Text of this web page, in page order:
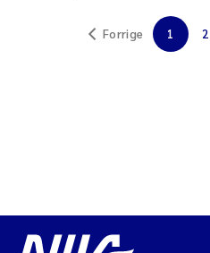
Maria Thérése Hultman
Adam David Lillicrap
Forrige 1 2